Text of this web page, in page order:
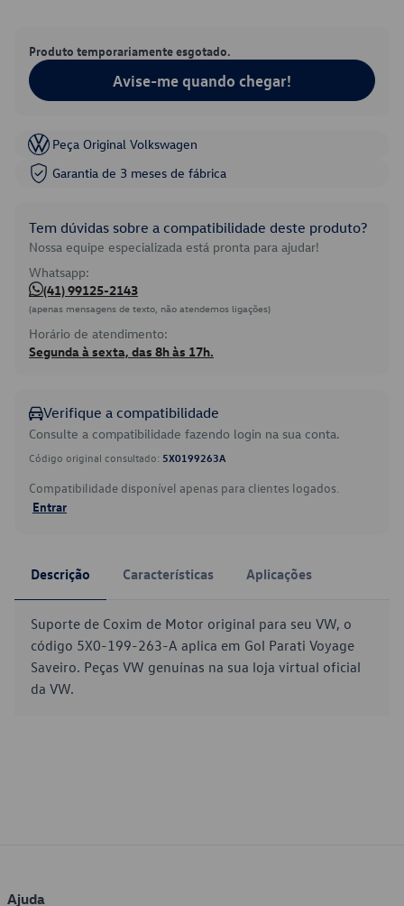
Produto temporariamente esgotado.
Avise-me quando chegar!
Peça Original Volkswagen
Garantia de 3 meses de fábrica
Tem dúvidas sobre a compatibilidade deste produto?
Nossa equipe especializada está pronta para ajudar!
Whatsapp:
(41) 99125-2143
(apenas mensagens de texto, não atendemos ligações)
Horário de atendimento:
Segunda à sexta, das 8h às 17h.
Verifique a compatibilidade
Consulte a compatibilidade fazendo login na sua conta.
Código original consultado: 5X0199263A
Compatibilidade disponível apenas para clientes logados.
Entrar
Descrição Características Aplicações
Suporte de Coxim de Motor original para seu VW, o
código 5X0-199-263-A aplica em Gol Parati Voyage
Saveiro. Peças VW genuínas na sua loja virtual oficial
da VW.
Ajuda